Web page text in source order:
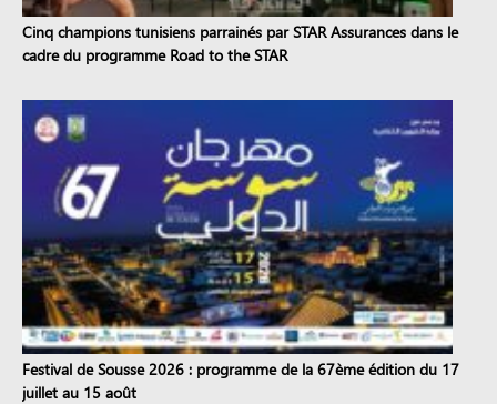
Cinq champions tunisiens parrainés par STAR Assurances dans le
cadre du programme Road to the STAR
Festival de Sousse 2026 : programme de la 67ème édition du 17
juillet au 15 août